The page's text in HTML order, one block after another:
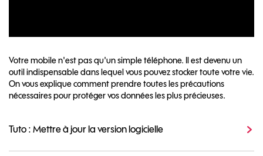
Votre mobile n'est pas qu'un simple téléphone. Il est devenu un
outil indispensable dans lequel vous pouvez stocker toute votre vie.
On vous explique comment prendre toutes les précautions
nécessaires pour protéger vos données les plus précieuses.
Tuto : Mettre à jour la version logicielle